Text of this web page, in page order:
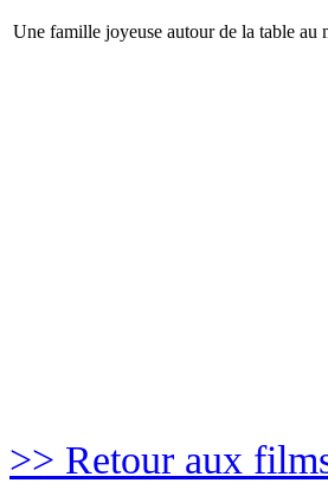
Une famille joyeuse autour de la table au
>> Retour aux